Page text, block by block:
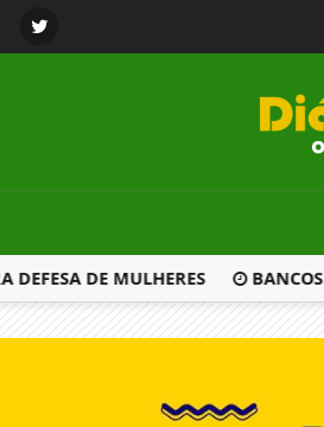
DE MULHERES BANCOS